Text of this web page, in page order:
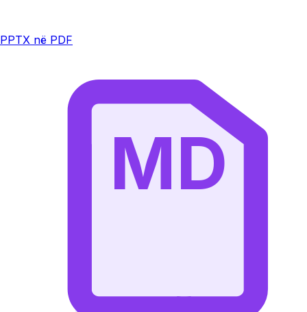
PPTX në PDF
MD